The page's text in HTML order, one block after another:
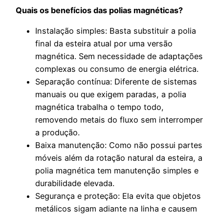
Quais os benefícios das polias magnéticas?
Instalação simples: Basta substituir a polia
final da esteira atual por uma versão
magnética. Sem necessidade de adaptações
complexas ou consumo de energia elétrica.
Separação contínua: Diferente de sistemas
manuais ou que exigem paradas, a polia
magnética trabalha o tempo todo,
removendo metais do fluxo sem interromper
a produção.
Baixa manutenção: Como não possui partes
móveis além da rotação natural da esteira, a
polia magnética tem manutenção simples e
durabilidade elevada.
Segurança e proteção: Ela evita que objetos
metálicos sigam adiante na linha e causem